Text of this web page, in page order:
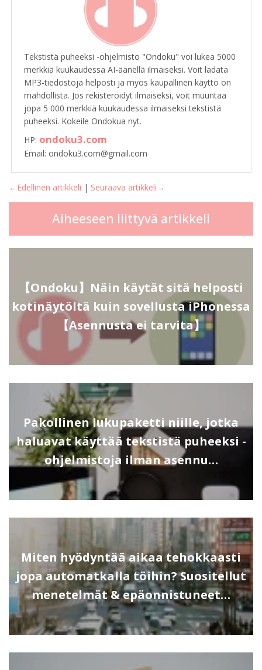
Tekstistä puheeksi -ohjelmisto "Ondoku" voi lukea 5000
merkkiä kuukaudessa AI-äänellä ilmaiseksi. Voit ladata
MP3-tiedostoja helposti ja myös kaupallinen käyttö on
mahdollista. Jos rekisteröidyt ilmaiseksi, voit muuntaa
jopa 5 000 merkkiä kuukaudessa ilmaiseksi tekstistä
puheeksi. Kokeile Ondokua nyt.
HP: ondoku3.com
Email: ondoku3.com@gmail.com
←Edellinen artikkeli | Seuraava artikkeli→
Aiheeseen liittyvä artikkeli
【Ondoku】Näin käytät sitä helposti
kotinäytöltä kuin sovellusta iPhonessa
【Asennusta ei tarvita】
Pakollinen lukupaketti niille, jotka
haluavat käyttää tekstistä puheeksi -
ohjelmistoja ilman asennu…
Miten hyödyntää aikaa tehokkaasti
jopa automatkalla töihin? Suositellut
menetelmät & epäonnistuneet…